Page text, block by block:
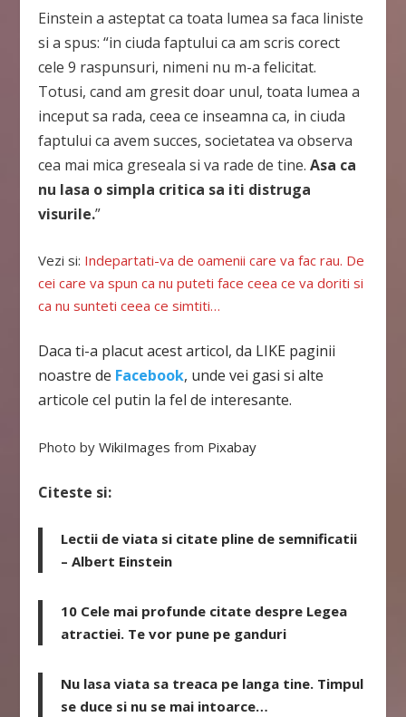
Einstein a asteptat ca toata lumea sa faca liniste
si a spus: “in ciuda faptului ca am scris corect
cele 9 raspunsuri, nimeni nu m-a felicitat.
Totusi, cand am gresit doar unul, toata lumea a
inceput sa rada, ceea ce inseamna ca, in ciuda
faptului ca avem succes, societatea va observa
cea mai mica greseala si va rade de tine.Asa ca
nu lasa o simpla critica sa iti distruga
visurile.”
Vezi si: Indepartati-va de oamenii care va fac rau. De
cei care va spun ca nu puteti face ceea ce va doriti si
ca nu sunteti ceea ce simtiti…
Daca ti-a placut acest articol, da LIKE paginii
noastre de Facebook, unde vei gasi si alte
articole cel putin la fel de interesante.
Photo byWikiImages from Pixabay
Citeste si:
Lectii de viata si citate pline de semnificatii
– Albert Einstein
10 Cele mai profunde citate despre Legea
atractiei. Te vor pune pe ganduri
Nu lasa viata sa treaca pe langa tine. Timpul
se duce si nu se mai intoarce…